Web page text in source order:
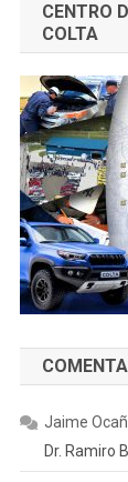
CENTRO
COLTA
Jaime
Dr. Ramiro